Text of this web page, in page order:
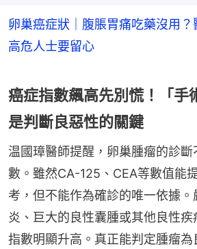
卵巢癌症狀｜腹脹胃痛吃藥沒用
高危人士要留心
癌症指數飆高先別慌！「手
是判斷良惡性的關鍵
温國璋醫師提醒，卵巢腫瘤的診斷
數。雖然CA-125、CEA等數值能
考，但不能作為確診的唯一依據
炎、巨大的良性囊腫或其他良性
指數明顯升高。真正能判定腫瘤為